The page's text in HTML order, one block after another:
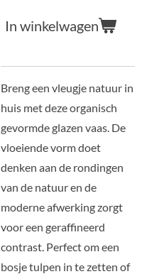
In winkelwagen
Breng een vleugje natuur in
huis met deze organisch
gevormde glazen vaas. De
vloeiende vorm doet
denken aan de rondingen
van de natuur en de
moderne afwerking zorgt
voor een geraffineerd
contrast. Perfect om een
bosje tulpen in te zetten of